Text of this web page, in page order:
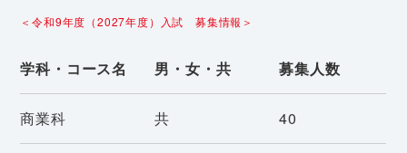
＜令和9年度（2027年度）入試 募集情報＞
学科・コース名 男・女・共 募集人数
商業科 共 40